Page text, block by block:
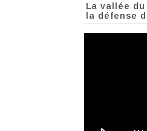
La vallée
la défense